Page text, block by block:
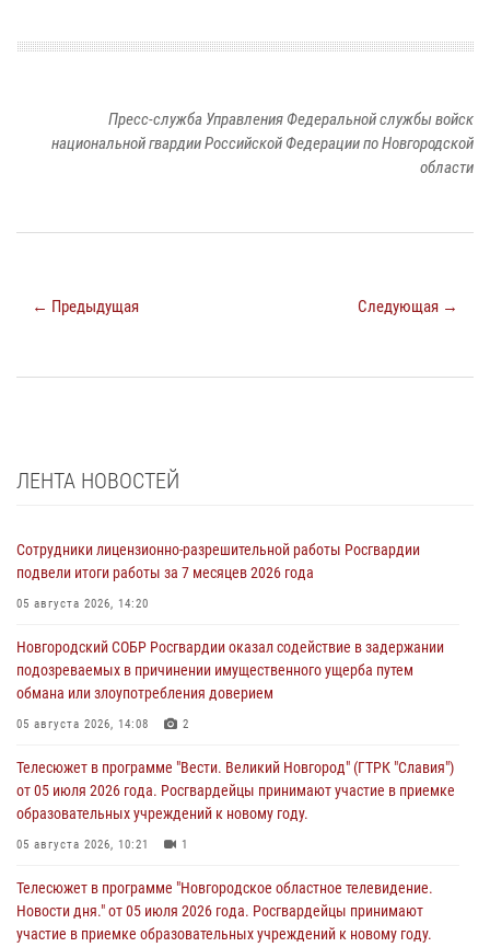
Пресс-служба Управления Федеральной службы войск
национальной гвардии Российской Федерации по Новгородской
области
← Предыдущая Следующая →
ЛЕНТА НОВОСТЕЙ
Сотрудники лицензионно-разрешительной работы Росгвардии
подвели итоги работы за 7 месяцев 2026 года
05 августа 2026, 14:20
Новгородский СОБР Росгвардии оказал содействие в задержании
подозреваемых в причинении имущественного ущерба путем
обмана или злоупотребления доверием
05 августа 2026, 14:08 2
Телесюжет в программе "Вести. Великий Новгород" (ГТРК "Славия")
от 05 июля 2026 года. Росгвардейцы принимают участие в приемке
образовательных учреждений к новому году.
05 августа 2026, 10:21 1
Телесюжет в программе "Новгородское областное телевидение.
Новости дня." от 05 июля 2026 года. Росгвардейцы принимают
участие в приемке образовательных учреждений к новому году.